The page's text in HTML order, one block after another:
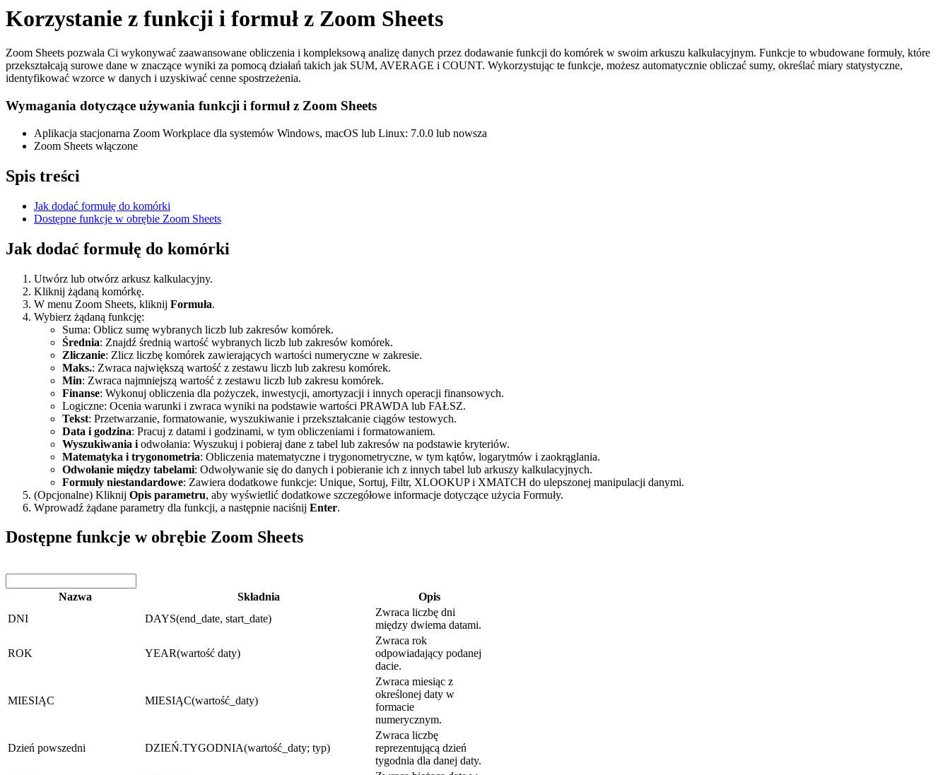
Korzystanie z funkcji i formuł z Zoom Sheets
Zoom Sheets pozwala Ci wykonywać zaawansowane obliczenia i kompleksową analizę danych przez dodawanie funkcji do komórek w swoim arkuszu kalkulacyjnym. Funkcje to wbudowane formuły, które
przekształcają surowe dane w znaczące wyniki za pomocą działań takich jak SUM, AVERAGE i COUNT. Wykorzystując te funkcje, możesz automatycznie obliczać sumy, określać miary statystyczne,
identyfikować wzorce w danych i uzyskiwać cenne spostrzeżenia.
Wymagania dotyczące używania funkcji i formuł z Zoom Sheets
Aplikacja stacjonarna Zoom Workplace dla systemów Windows, macOS lub Linux: 7.0.0 lub nowsza
Zoom Sheets włączone
Spis treści
Jak dodać formułę do komórki
Dostępne funkcje w obrębie Zoom Sheets
Jak dodać formułę do komórki
Utwórz lub otwórz arkusz kalkulacyjny.
Kliknij żądaną komórkę.
W menu Zoom Sheets, kliknij Formuła.
Wybierz żądaną funkcję:
Suma: Oblicz sumę wybranych liczb lub zakresów komórek.
Średnia: Znajdź średnią wartość wybranych liczb lub zakresów komórek.
Zliczanie: Zlicz liczbę komórek zawierających wartości numeryczne w zakresie.
Maks.: Zwraca największą wartość z zestawu liczb lub zakresu komórek.
Min: Zwraca najmniejszą wartość z zestawu liczb lub zakresu komórek.
Finanse: Wykonuj obliczenia dla pożyczek, inwestycji, amortyzacji i innych operacji finansowych.
Logiczne: Ocenia warunki i zwraca wyniki na podstawie wartości PRAWDA lub FAŁSZ.
Tekst: Przetwarzanie, formatowanie, wyszukiwanie i przekształcanie ciągów testowych.
Data i godzina: Pracuj z datami i godzinami, w tym obliczeniami i formatowaniem.
Wyszukiwania i odwołania: Wyszukuj i pobieraj dane z tabel lub zakresów na podstawie kryteriów.
Matematyka i trygonometria: Obliczenia matematyczne i trygonometryczne, w tym kątów, logarytmów i zaokrąglania.
Odwołanie między tabelami: Odwoływanie się do danych i pobieranie ich z innych tabel lub arkuszy kalkulacyjnych.
Formuły niestandardowe: Zawiera dodatkowe funkcje: Unique, Sortuj, Filtr, XLOOKUP i XMATCH do ulepszonej manipulacji danymi.
(Opcjonalne) Kliknij Opis parametru, aby wyświetlić dodatkowe szczegółowe informacje dotyczące użycia Formuły.
Wprowadź żądane parametry dla funkcji, a następnie naciśnij Enter.
Dostępne funkcje w obrębie Zoom Sheets
Nazwa Składnia
Opis
DNI
DAYS(end_date, start_date)
Zwraca liczbę dni
między dwiema datami.
ROK YEAR(wartość daty)
Zwraca rok
odpowiadający podanej
dacie.
MIESIĄC MIESIĄC(wartość_daty)
Zwraca miesiąc z
określonej daty w
formacie
numerycznym.
Dzień powszedni DZIEŃ.TYGODNIA(wartość_daty; typ)
Zwraca liczbę
reprezentującą dzień
tygodnia dla danej daty.